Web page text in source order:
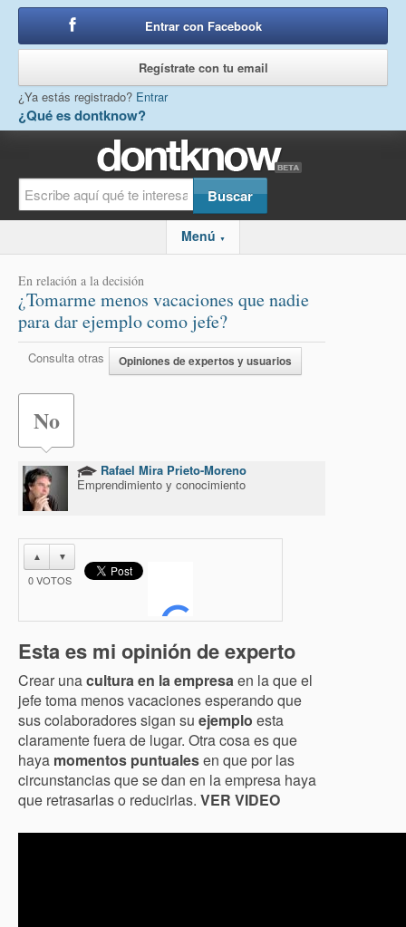
¿Qué es dontknow?
Entrar con Facebook
Regístrate con tu email
¿Ya estás registrado? Entrar
Menú ▼
En relación a la decisión
¿Tomarme menos vacaciones que nadie
para dar ejemplo como jefe?
Consulta otras Opiniones de expertos y usuarios
No
Rafael Mira Prieto-Moreno
Emprendimiento y conocimiento
▲ ▼
0VOTOS
Esta es mi opinión de experto
Crear unacultura en la empresaen la que el
jefe toma menos vacaciones esperando que
sus colaboradores sigan su ejemplo esta
claramente fuera de lugar. Otra cosa es que
haya momentos puntualesen que por las
circunstancias que se dan en la empresa haya
que retrasarlas o reducirlas. VER VIDEO